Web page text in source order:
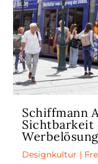
Schiffmann
Sichtbarkeit
Designkultur |